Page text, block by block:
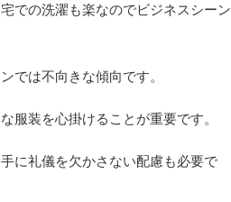
での洗濯も楽なのでビジネスシーン
では不向きな傾向です。
服装を心掛けることが重要です。
に礼儀を欠かさない配慮も必要で